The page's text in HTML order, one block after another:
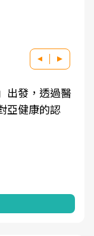
出發，透過醫
亞健康的認